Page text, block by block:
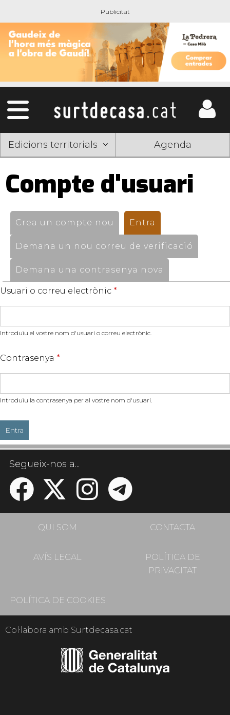
Edicions territorials Agenda
Compte d'usuari
Pestanyes
primàries
Crea un compte nou Entra
Demana un nou correu de verificació
Demana una contrasenya nova
Usuari o correu electrònic *
Introduïu el vostre nom d'usuari o correu electrònic.
Contrasenya *
Introduïu la contrasenya per al vostre nom d'usuari.
Segueix-nos a...
QUI SOM CONTACTA
AVÍS LEGAL
POLÍTICA DE
PRIVACITAT
POLÍTICA DE COOKIES
Col·labora amb Surtdecasa.cat